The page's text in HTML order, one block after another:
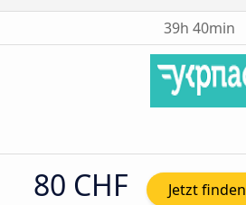
39h 40min
80 CHF Jetzt finden